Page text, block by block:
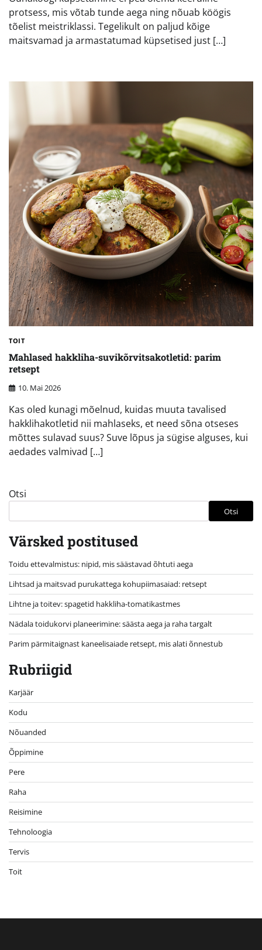
protsess, mis võtab tunde aega ning nõuab köögis
tõelist meistriklassi. Tegelikult on paljud kõige
maitsvamad ja armastatumad küpsetised just […]
TOIT
Mahlased hakkliha-suvikõrvitsakotletid: parim
retsept
10. Mai 2026
Kas oled kunagi mõelnud, kuidas muuta tavalised
hakklihakotletid nii mahlaseks, et need sõna otseses
mõttes sulavad suus? Suve lõpus ja sügise alguses, kui
aedades valmivad […]
Otsi
Otsi
Värsked postitused
Toidu ettevalmistus: nipid, mis säästavad õhtuti aega
Lihtsad ja maitsvad purukattega kohupiimasaiad: retsept
Lihtne ja toitev: spagetid hakkliha-tomatikastmes
Nädala toidukorvi planeerimine: säästa aega ja raha targalt
Parim pärmitaignast kaneelisaiade retsept, mis alati õnnestub
Rubriigid
Karjäär
Kodu
Nõuanded
Õppimine
Pere
Raha
Reisimine
Tehnoloogia
Tervis
Toit